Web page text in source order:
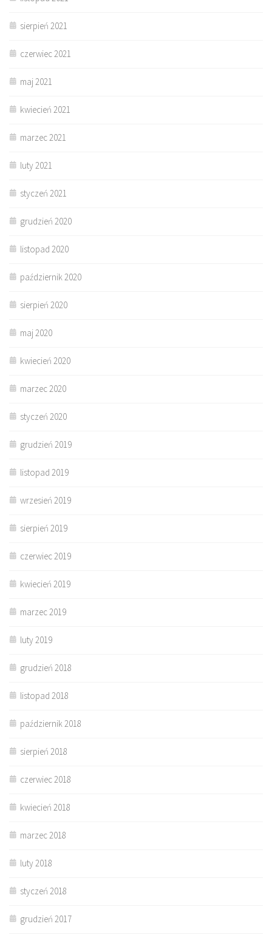
sierpień 2021
czerwiec 2021
maj 2021
kwiecień 2021
marzec 2021
luty 2021
styczeń 2021
grudzień 2020
listopad 2020
październik 2020
sierpień 2020
maj 2020
kwiecień 2020
marzec 2020
styczeń 2020
grudzień 2019
listopad 2019
wrzesień 2019
sierpień 2019
czerwiec 2019
kwiecień 2019
marzec 2019
luty 2019
grudzień 2018
listopad 2018
październik 2018
sierpień 2018
czerwiec 2018
kwiecień 2018
marzec 2018
luty 2018
styczeń 2018
grudzień 2017